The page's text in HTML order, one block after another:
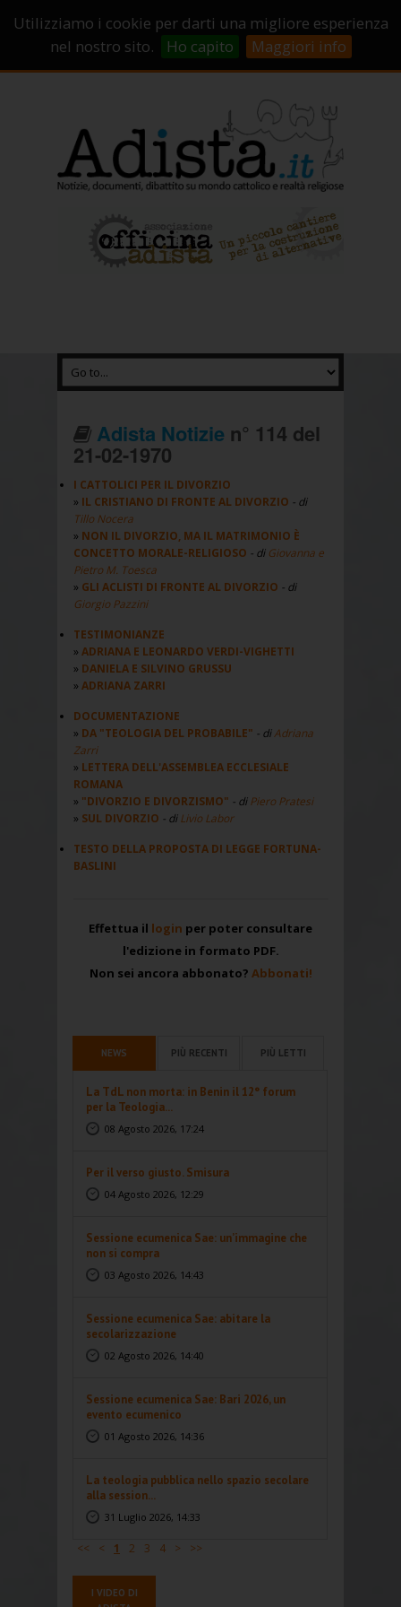
Utilizziamo i cookie per darti una migliore esperienza
nel nostro sito.
Ho capito Maggiori info
Campagne di crowdfunding
Chi Siamo
Adista Notizien° 114 del
21-02-1970
I CATTOLICI PER IL DIVORZIO
IL CRISTIANO DI FRONTE AL DIVORZIO - di
Tillo Nocera
NON IL DIVORZIO, MA IL MATRIMONIO È
CONCETTO MORALE-RELIGIOSO - di Giovanna e
Pietro M. Toesca
GLI ACLISTI DI FRONTE AL DIVORZIO - di
Giorgio Pazzini
TESTIMONIANZE
ADRIANA E LEONARDO VERDI-VIGHETTI
DANIELA E SILVINO GRUSSU
ADRIANA ZARRI
DOCUMENTAZIONE
DA "TEOLOGIA DEL PROBABILE" - diAdriana
Zarri
LETTERA DELL'ASSEMBLEA ECCLESIALE
ROMANA
"DIVORZIO E DIVORZISMO" - diPiero Pratesi
SUL DIVORZIO - diLivio Labor
TESTO DELLA PROPOSTA DI LEGGE FORTUNA-
BASLINI
Effettua il login per poter consultare
l'edizione in formato PDF.
Non sei ancora abbonato? Abbonati!
NEWS PIÙ RECENTI PIÙ LETTI
La TdL non morta: in Benin il 12° forum
per la Teologia...
08 Agosto 2026, 17:24
Per il verso giusto. Smisura
04 Agosto 2026, 12:29
Sessione ecumenica Sae: un’immagine che
non si compra
03 Agosto 2026, 14:43
Sessione ecumenica Sae: abitare la
secolarizzazione
02 Agosto 2026, 14:40
Sessione ecumenica Sae: Bari 2026, un
evento ecumenico
01 Agosto 2026, 14:36
La teologia pubblica nello spazio secolare
alla session...
31 Luglio 2026, 14:33
<< < 1 2 3 4 > >>
I VIDEO DI